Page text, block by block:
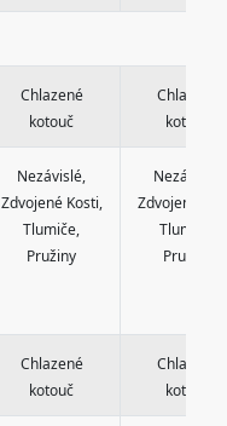
Chlazené
kotouč
Chlazené
kotouč
Nezávislé,
Zdvojené Kosti,
Tlumiče,
Pružiny
Nezávislé,
Zdvojené
Tlumiče,
Pružiny
Chlazené
kotouč
Chlazené
kotouč